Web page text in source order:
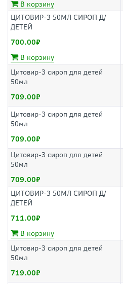
В корзину
ЦИТОВИР-3 50МЛ СИРОП Д/
ДЕТЕЙ
700.00
В корзину
Цитовир-3 сироп для детей
50мл
709.00
Цитовир-3 сироп для детей
50мл
709.00
Цитовир-3 сироп для детей
50мл
709.00
ЦИТОВИР-3 50МЛ СИРОП Д/
ДЕТЕЙ
711.00
В корзину
Цитовир-3 сироп для детей
50мл
719.00